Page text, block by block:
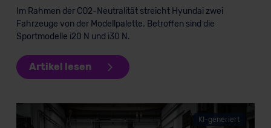
Im Rahmen der CO2-Neutralität streicht Hyundai zwei
Fahrzeuge von der Modellpalette. Betroffen sind die
Sportmodelle i20 N und i30 N.
Artikel lesen
KI-generiert